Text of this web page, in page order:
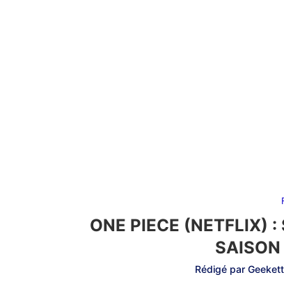
ONE PIECE (NETFLIX)
Rédigé par